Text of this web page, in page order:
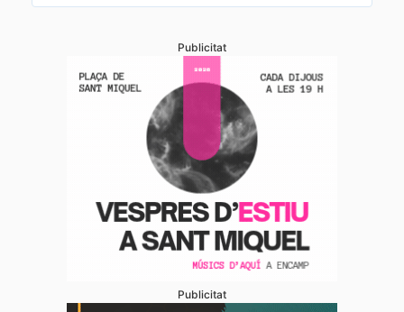
Publicitat
Publicitat